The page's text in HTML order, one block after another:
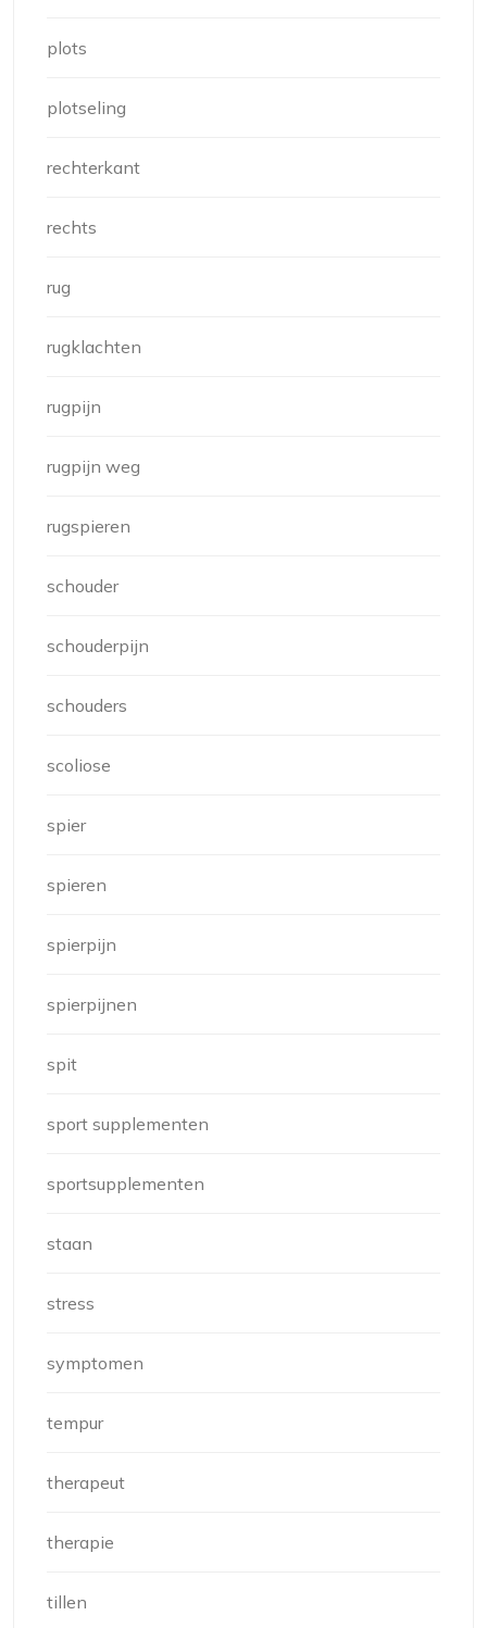
plots
plotseling
rechterkant
rechts
rug
rugklachten
rugpijn
rugpijn weg
rugspieren
schouder
schouderpijn
schouders
scoliose
spier
spieren
spierpijn
spierpijnen
spit
sport supplementen
sportsupplementen
staan
stress
symptomen
tempur
therapeut
therapie
tillen